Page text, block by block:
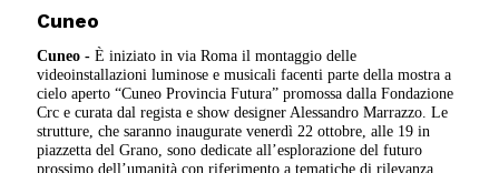
Cuneo
Cuneo -È iniziato in via Roma il montaggio delle
videoinstallazioni luminose e musicali facenti parte della mostra a
cielo aperto “Cuneo Provincia Futura” promossa dalla Fondazione
Crc e curata dal regista e show designer Alessandro Marrazzo. Le
strutture, che saranno inaugurate venerdì 22 ottobre, alle 19 in
piazzetta del Grano, sono dedicate all’esplorazione del futuro
prossimo dell’umanità con riferimento a tematiche di rilevanza